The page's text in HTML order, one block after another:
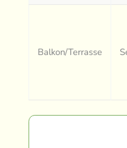
Balkon/Terrasse